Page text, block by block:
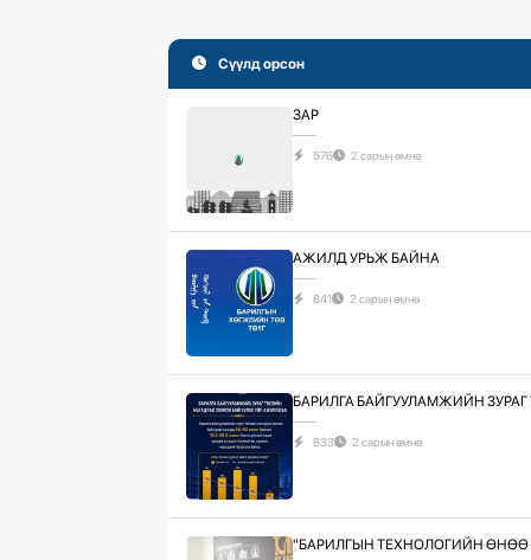
Сүүлд орсон
ЗАР
576 2 сарын өмнө
АЖИЛД УРЬЖ БАЙНА
841 2 сарын өмнө
БАРИЛГА БАЙГУУЛАМЖИЙН
833 2 сарын өмнө
"БАРИЛГЫН ТЕХНОЛОГИЙН